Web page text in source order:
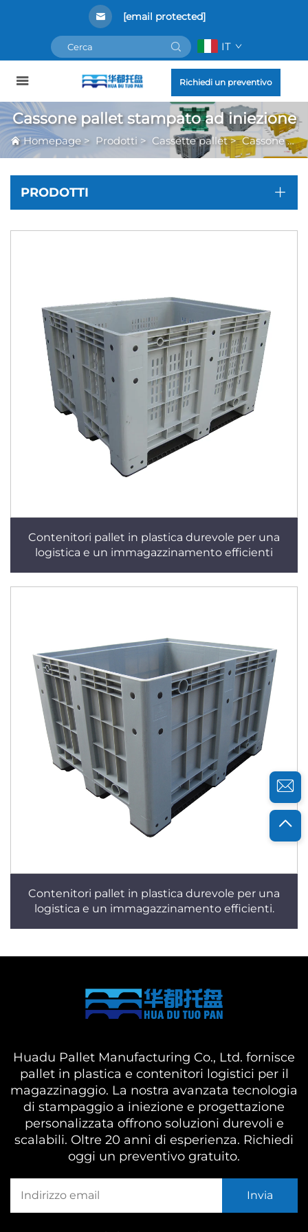
[email protected]
IT
Richiedi un preventivo
Cassone pallet stampato ad iniezione
Homepage > Prodotti > Cassette pallet>Cassone pallet stampato ad iniezione
PRODOTTI
Contenitori pallet in plastica durevole per una
logistica e un immagazzinamento efficienti
Contenitori pallet in plastica durevole per una
logistica e un immagazzinamento efficienti.
Huadu Pallet Manufacturing Co., Ltd. fornisce
pallet in plastica e contenitori logistici per il
magazzinaggio. La nostra avanzata tecnologia
di stampaggio a iniezione e progettazione
personalizzata offrono soluzioni durevoli e
scalabili. Oltre 20 anni di esperienza. Richiedi
oggi un preventivo gratuito.